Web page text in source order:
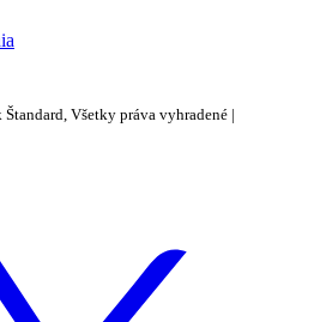
Všetky práva vyhradené |